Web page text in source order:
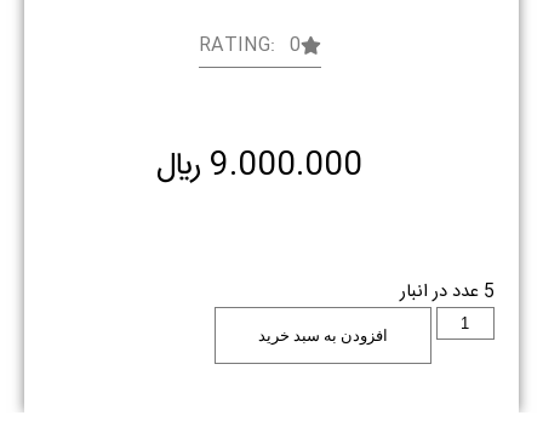
RATING: 0
9.000.000 ﷼
5 عدد در انبار
افزودن به سبد خرید